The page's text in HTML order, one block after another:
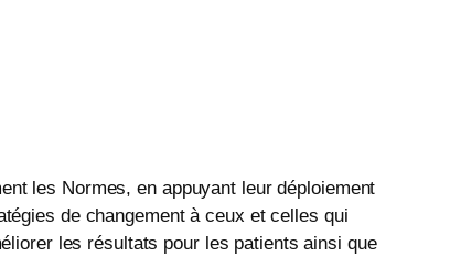
les Normes, en appuyant leur déploiement
de changement à ceux et celles qui
les résultats pour les patients ainsi que